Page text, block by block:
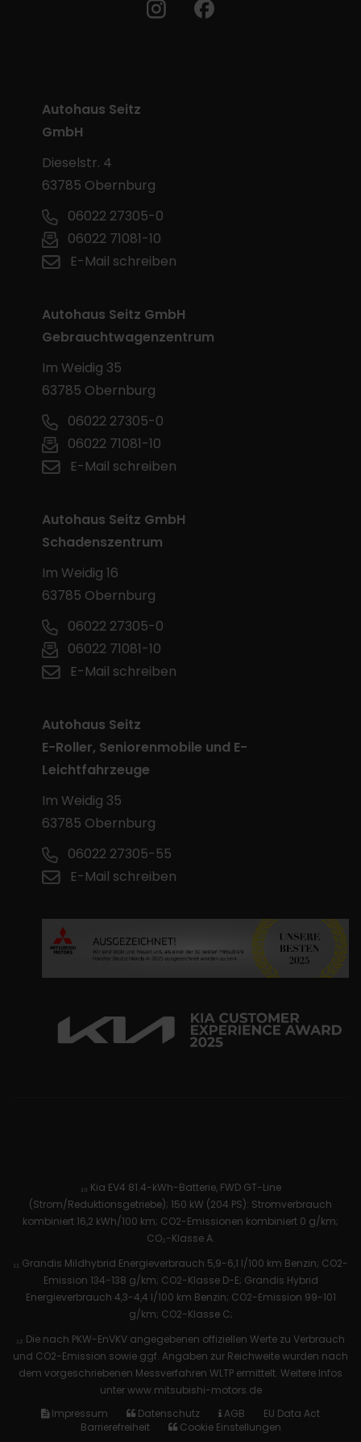
Autohaus Seitz
GmbH
Dieselstr. 4
63785 Obernburg
06022 27305-0
06022 71081-10
E-Mail schreiben
Autohaus Seitz GmbH
Gebrauchtwagenzentrum
Im Weidig 35
63785 Obernburg
06022 27305-0
06022 71081-10
E-Mail schreiben
Autohaus Seitz GmbH
Schadenszentrum
Im Weidig 16
63785 Obernburg
06022 27305-0
06022 71081-10
E-Mail schreiben
Autohaus Seitz
E-Roller, Seniorenmobile und E-
Leichtfahrzeuge
Im Weidig 35
63785 Obernburg
06022 27305-55
E-Mail schreiben
₁₀ Kia EV4 81.4-kWh-Batterie, FWD GT-Line
(Strom/Reduktionsgetriebe); 150 kW (204 PS): Stromverbrauch
kombiniert 16,2 kWh/100 km; CO2-Emissionen kombiniert 0 g/km;
CO₂-Klasse A.
₁₁ Grandis Mildhybrid Energieverbrauch 5,9-6,1 l/100 km Benzin; CO2-
Emission 134-138 g/km; CO2-Klasse D-E; Grandis Hybrid
Energieverbrauch 4,3-4,4 l/100 km Benzin; CO2-Emission 99-101
g/km; CO2-Klasse C;
₁₂ Die nach PKW-EnVKV angegebenen offiziellen Werte zu Verbrauch
und CO2-Emission sowie ggf. Angaben zur Reichweite wurden nach
dem vorgeschriebenen Messverfahren WLTP ermittelt. Weitere Infos
unter www.mitsubishi-motors.de
Impressum
Datenschutz AGB
EU Data Act
Barrierefreiheit
Cookie Einstellungen